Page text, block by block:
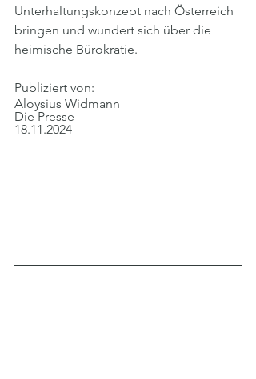
Unterhaltungskonzept nach Österreich
bringen und wundert sich über die
heimische Bürokratie.
Publiziert von:
Aloysius Widmann
Die Presse
18.11.2024